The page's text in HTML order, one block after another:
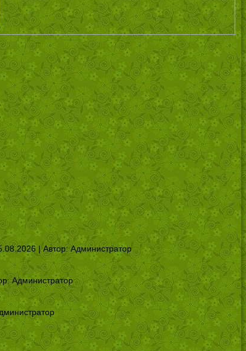
| Автор:Администратор
Администратор